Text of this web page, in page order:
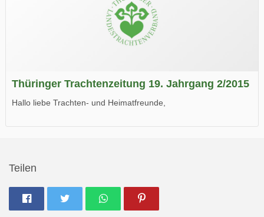
Thüringer Trachtenzeitung 19. Jahrgang 2/2015
Hallo liebe Trachten- und Heimatfreunde,
Teilen